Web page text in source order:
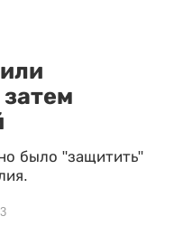
было "защитить"